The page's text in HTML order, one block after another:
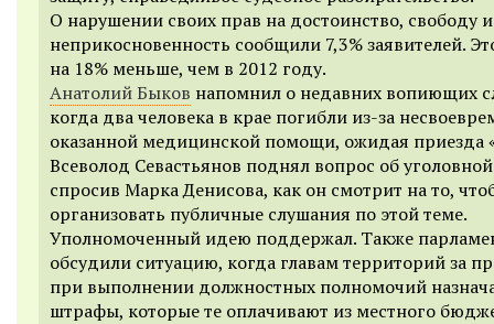
О нарушении своих прав на достоинство, свободу
неприкосновенность сообщили 7,3% заявителей.
на 18% меньше, чем в 2012 году.
Анатолий Быков напомнил о недавних вопиющих
когда два человека в крае погибли из-за
оказанной медицинской помощи, ожидая приезда
Всеволод Севастьянов поднял вопрос об
спросив Марка Денисова, как он смотрит на то,
организовать публичные слушания по этой теме.
Уполномоченный идею поддержал. Также
обсудили ситуацию, когда главам территорий за
при выполнении должностных полномочий
штрафы, которые те оплачивают из местного